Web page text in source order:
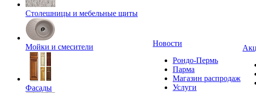
Столешницы и мебельные щиты
Мойки и смесители
Фасады
Новости
Рондо-Пермь
Парма
Магазин распродаж
Услуги